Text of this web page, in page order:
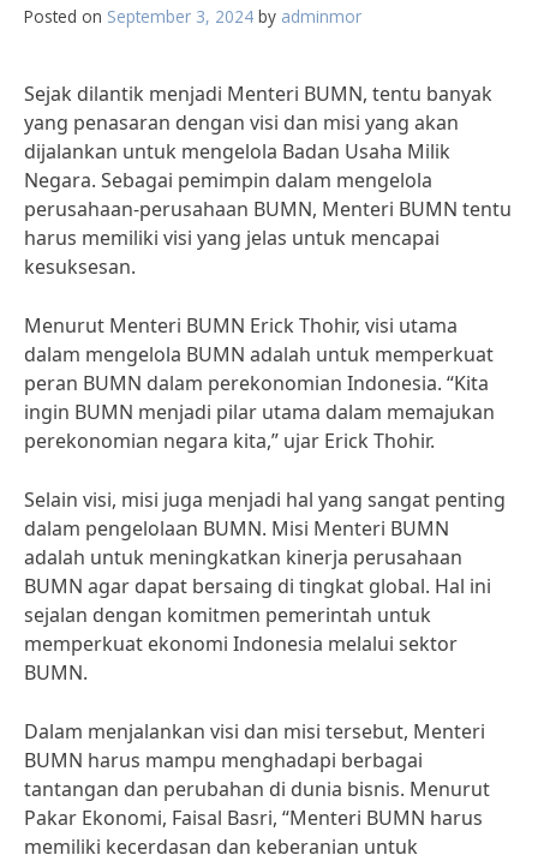
Posted on September 3, 2024 by adminmor
Sejak dilantik menjadi Menteri BUMN, tentu banyak
yang penasaran dengan visi dan misi yang akan
dijalankan untuk mengelola Badan Usaha Milik
Negara. Sebagai pemimpin dalam mengelola
perusahaan-perusahaan BUMN, Menteri BUMN tentu
harus memiliki visi yang jelas untuk mencapai
kesuksesan.
Menurut Menteri BUMN Erick Thohir, visi utama
dalam mengelola BUMN adalah untuk memperkuat
peran BUMN dalam perekonomian Indonesia. “Kita
ingin BUMN menjadi pilar utama dalam memajukan
perekonomian negara kita,” ujar Erick Thohir.
Selain visi, misi juga menjadi hal yang sangat penting
dalam pengelolaan BUMN. Misi Menteri BUMN
adalah untuk meningkatkan kinerja perusahaan
BUMN agar dapat bersaing di tingkat global. Hal ini
sejalan dengan komitmen pemerintah untuk
memperkuat ekonomi Indonesia melalui sektor
BUMN.
Dalam menjalankan visi dan misi tersebut, Menteri
BUMN harus mampu menghadapi berbagai
tantangan dan perubahan di dunia bisnis. Menurut
Pakar Ekonomi, Faisal Basri, “Menteri BUMN harus
memiliki kecerdasan dan keberanian untuk